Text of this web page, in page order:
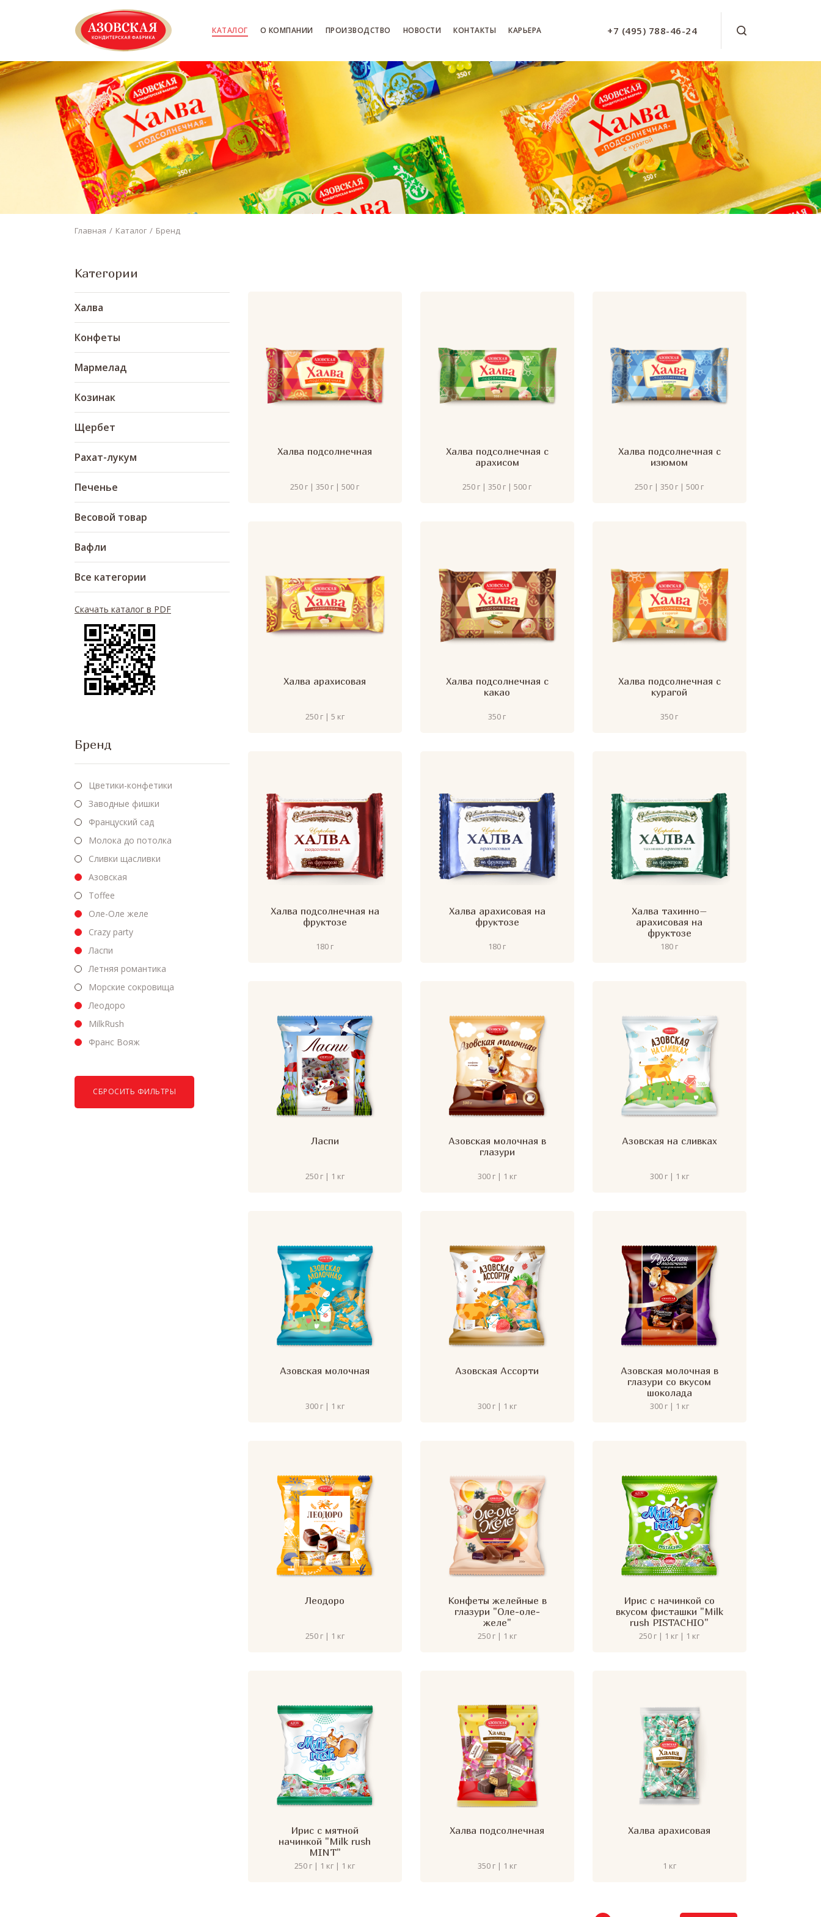
КАТАЛОГ О КОМПАНИИ ПРОИЗВОДСТВО НОВОСТИ КОНТАКТЫ КАРЬЕРА +7 (495) 788-46-24
Главная Каталог Бренд
Категории
Халва
Конфеты
Мармелад
Козинак
Щербет
Рахат-лукум
Печенье
Весовой товар
Вафли
Все категории
Скачать каталог в PDF
Бренд
Цветики-конфетики
Заводные фишки
Француский сад
Молока до потолка
Сливки щасливки
Азовская
Toffee
Оле-Оле желе
Crazy party
Ласпи
Летняя романтика
Морские сокровища
Леодоро
MilkRush
Франс Вояж
СБРОСИТЬ ФИЛЬТРЫ
Халва подсолнечная
250 г | 350 г | 500 г
Халва подсолнечная с
арахисом
250 г | 350 г | 500 г
Халва подсолнечная с
изюмом
250 г | 350 г | 500 г
Халва арахисовая
250 г | 5 кг
Халва подсолнечная с
какао
350 г
Халва подсолнечная с
курагой
350 г
Халва подсолнечная на
фруктозе
180 г
Халва арахисовая на
фруктозе
180 г
Халва тахинно–
арахисовая на
фруктозе
180 г
Ласпи
250 г | 1 кг
Азовская молочная в
глазури
300 г | 1 кг
Азовская на сливках
300 г | 1 кг
Азовская молочная
300 г | 1 кг
Азовская Ассорти
300 г | 1 кг
Азовская молочная в
глазури со вкусом
шоколада
300 г | 1 кг
Леодоро
250 г | 1 кг
Конфеты желейные в
глазури "Оле-оле-
желе"
250 г | 1 кг
Ирис с начинкой со
вкусом фисташки "Milk
rush PISTACHIO"
250 г | 1 кг | 1 кг
Ирис с мятной
начинкой "Milk rush
MINT"
250 г | 1 кг | 1 кг
Халва подсолнечная
350 г | 1 кг
Халва арахисовая
1 кг